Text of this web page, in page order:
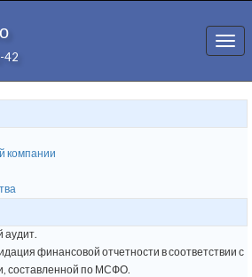
42
компании
аудит.
финансовой отчетности в соответствии с
составленной по МСФО.